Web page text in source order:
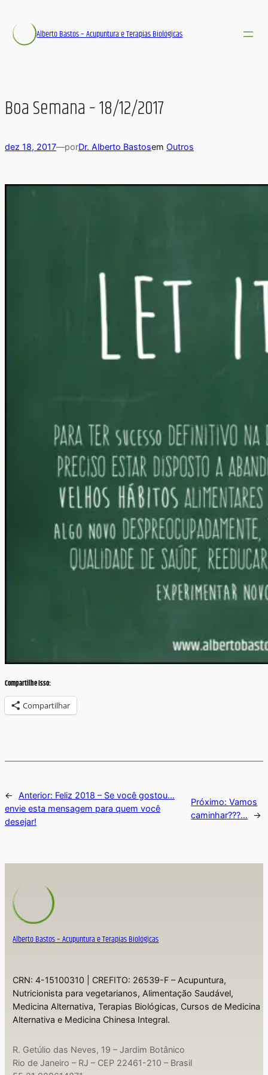
Alberto Bastos – Acupuntura e Terapias Biológicas
Boa Semana – 18/12/2017
dez 18, 2017—porDr. Alberto Bastosem Outros
Compartilhe Isso:
Compartilhar
← Anterior: Feliz 2018 – Se você gostou…
envie esta mensagem para quem você
desejar!
Próximo:Vamos
caminhar???…
→
Alberto Bastos – Acupuntura e Terapias Biológicas
CRN: 4-15100310 | CREFITO: 26539-F – Acupuntura,
Nutricionista para vegetarianos, Alimentação Saudável,
Medicina Alternativa, Terapias Biológicas, Cursos de Medicina
Alternativa e Medicina Chinesa Integral.
R. Getúlio das Neves, 19 – Jardim Botânico
Rio de Janeiro – RJ – CEP 22461-210 – Brasil